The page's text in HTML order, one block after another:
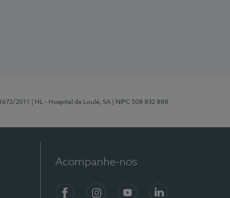
2011 | HL - Hospital de Loulé, SA | NIPC 508 832 888
Acompanhe-nos